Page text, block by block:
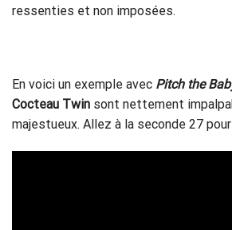
ressenties et non imposées.
En voici un exemple avec Pitch the
Cocteau Twin sont nettement
majestueux. Allez à la seconde 27